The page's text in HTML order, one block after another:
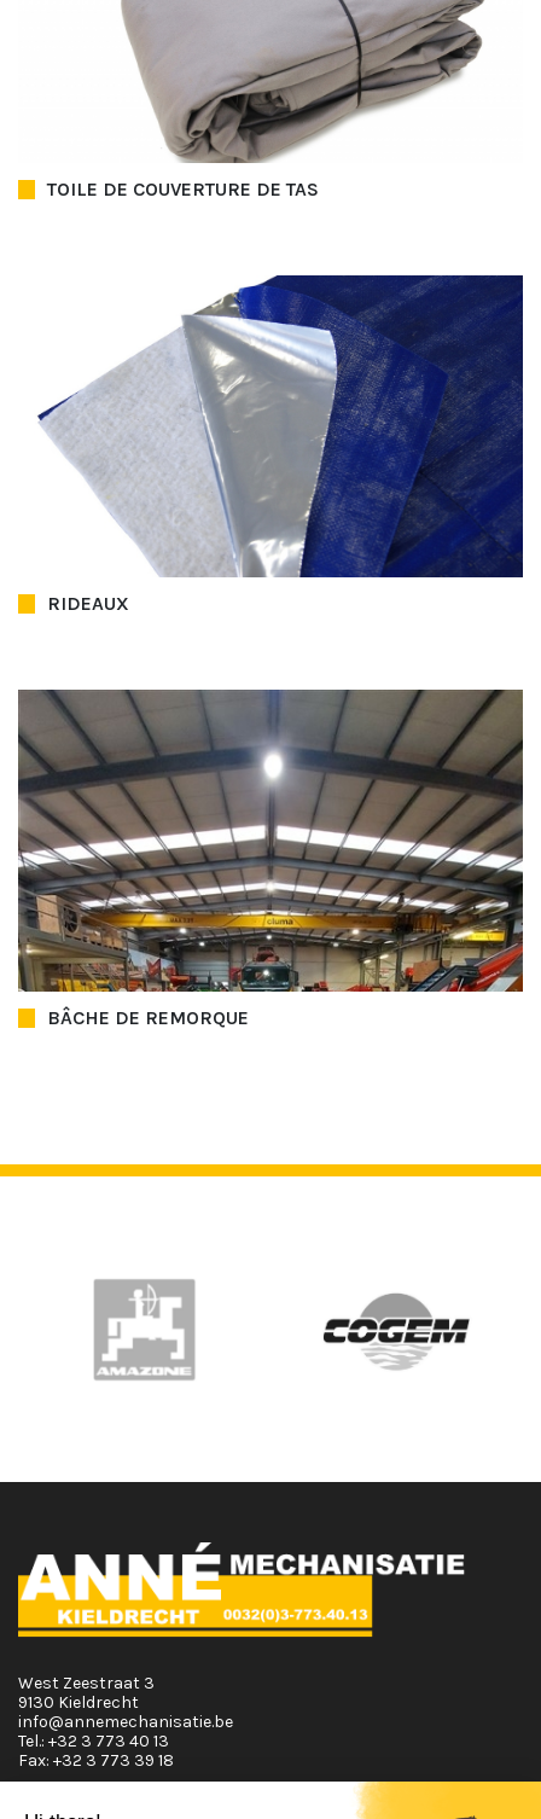
TOILE DE COUVERTURE DE TAS
RIDEAUX
BÂCHE DE REMORQUE
West Zeestraat 3
9130 Kieldrecht
info@annemechanisatie.be
Tel.: +32 3 773 40 13
Fax: +32 3 773 39 18